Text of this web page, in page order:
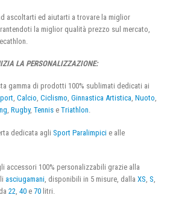
ascoltarti ed aiutarti a trovare la miglior
la miglior qualità prezzo sul mercato,
LA PERSONALIZZAZIONE:
gamma di prodotti 100% sublimati dedicati ai
, Calcio, Ciclismo, Ginnastica Artistica, Nuoto,
, Rugby, Tennis e Triathlon.
dedicata agli Sport Paralimpici e alle
accessori 100% personalizzabili grazie alla
asciugamani , disponibili in 5 misure, dalla XS S
da 22 40 e 70 litri.